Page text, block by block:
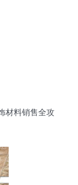
材料销售全攻